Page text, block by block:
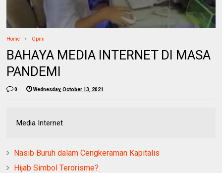
Home Opini
BAHAYA MEDIA INTERNET DI MASA
PANDEMI
0 Wednesday, October 13, 2021
Media Internet
Nasib Buruh dalam Cengkeraman Kapitalis
Hijab Simbol Terorisme?